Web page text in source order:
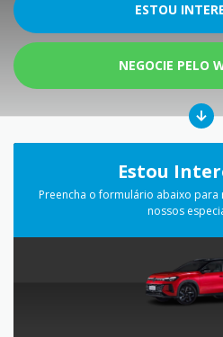
ESTOU
NEGOCIE PELO
Estou
Preencha o formulário abaixo
nossos